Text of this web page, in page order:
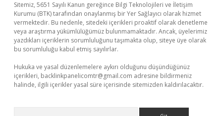
Sitemiz, 5651 Sayılı Kanun gereğince Bilgi Teknolojileri ve İletişim
Kurumu (BTK) tarafından onaylanmış bir Yer Sağlayıcı olarak hizmet
vermektedir. Bu nedenle, sitedeki içerikleri proaktif olarak denetleme
veya araştırma yükümlülüğümüz bulunmamaktadır. Ancak, üyelerimiz
yazdıkları içeriklerin sorumluluğunu taşımakta olup, siteye üye olarak
bu sorumluluğu kabul etmiş sayılırlar.
Hukuka ve yasal düzenlemelere aykırı olduğunu düşündüğünüz
içerikleri, backlinkpanelicomtr@gmail.com adresine bildirmeniz
halinde, ilgili içerikler yasal süre içerisinde sitemizden kaldırılacaktır.